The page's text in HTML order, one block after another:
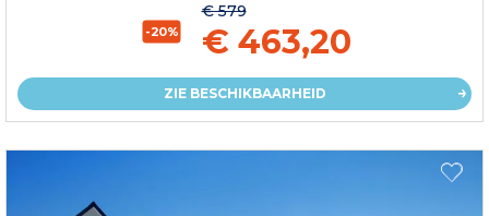
-20%
€ 579
€ 463,20
ZIE BESCHIKBAARHEID